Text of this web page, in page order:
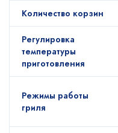
Количество корзин
Регулировка
температуры
приготовления
Режимы работы
гриля